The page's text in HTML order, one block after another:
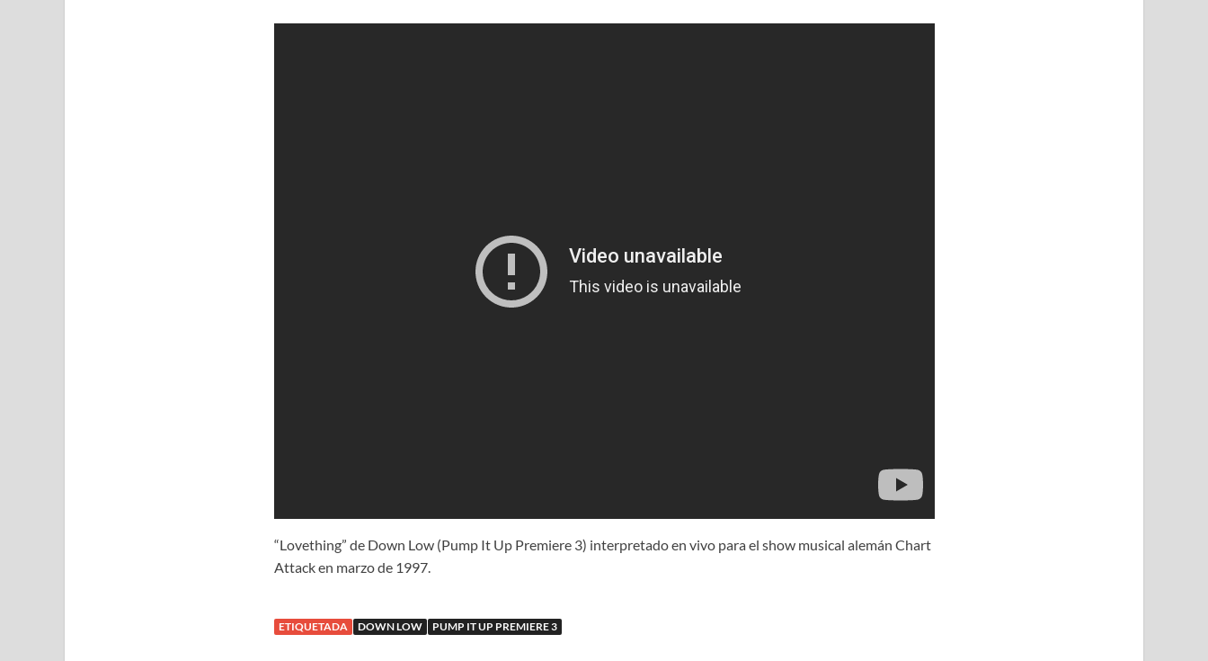
“Lovething” de Down Low (Pump It Up Premiere 3) interpretado en vivo para el show musical alemán Chart
Attack en marzo de 1997.
ETIQUETADA DOWN LOW PUMP IT UP PREMIERE 3